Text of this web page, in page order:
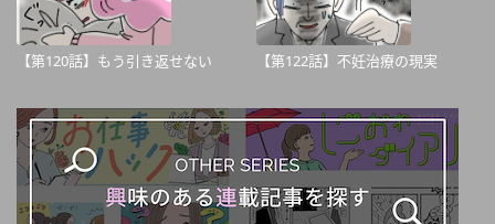
【第120話】もう引き返せない 【第122話】不妊治療の現実